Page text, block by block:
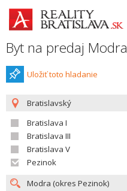
Byt na predaj Modra
Uložiť toto hladanie
Bratislavský
Bratislava I
Bratislava III
Bratislava V
Pezinok